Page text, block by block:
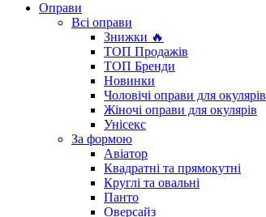
Оправи
Всі оправи
Знижки 🔥
ТОП Продажів
ТОП Бренди
Новинки
Чоловічі оправи для окулярів
Жіночі оправи для окулярів
Унісекс
За формою
Авіатор
Квадратні та прямокутні
Круглі та овальні
Панто
Оверсайз